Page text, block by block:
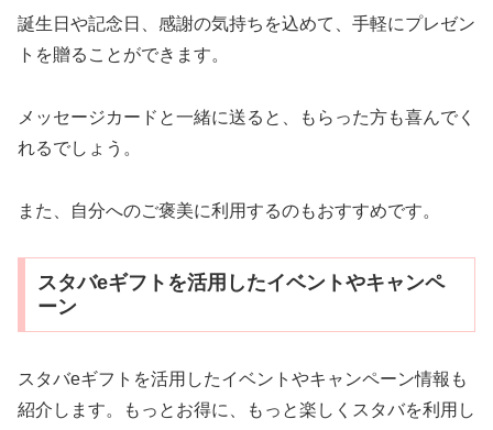
誕生日や記念日、感謝の気持ちを込めて、手軽にプレゼン
トを贈ることができます。
メッセージカードと一緒に送ると、もらった方も喜んでく
れるでしょう。
また、自分へのご褒美に利用するのもおすすめです。
スタバeギフトを活用したイベントやキャンペ
ーン
スタバeギフトを活用したイベントやキャンペーン情報も
紹介します。もっとお得に、もっと楽しくスタバを利用し